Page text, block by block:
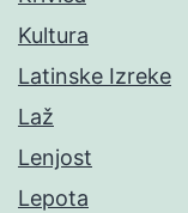
Kultura
Latinske Izreke
Laž
Lenjost
Lepota